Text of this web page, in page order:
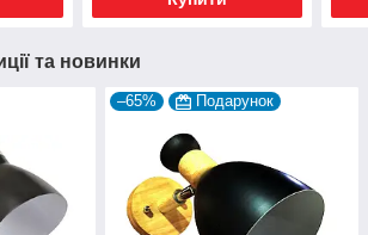
та новинки
–65% Подарунок